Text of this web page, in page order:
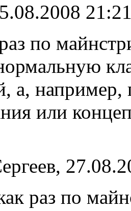
по
а, например,
или
раз по